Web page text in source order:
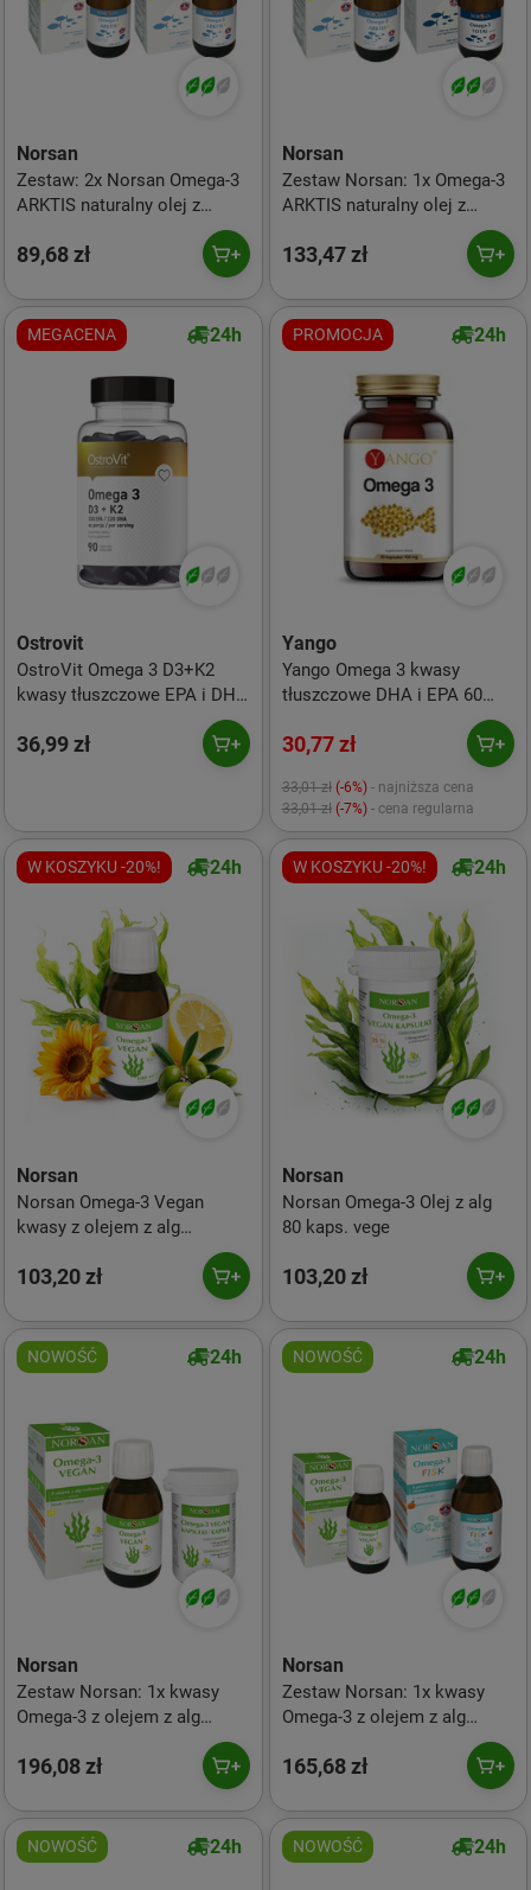
Norsan
Zestaw: 2x Norsan Omega-3
ARKTIS naturalny olej z
dorsza kwasy EPA i DHA 200
ml smak cytrynowy
89,68 zł
Norsan
Zestaw Norsan: 1x Omega-3
ARKTIS naturalny olej z
dorsza kwasy EPA i DHA 200
ml smak cytrynowy i 1x
Omega-3 TOTAL olej rybny
kwasy tłuszczowe 200 ml
smak naturalny
133,47 zł
MEGACENA 24h
Ostrovit
OstroVit Omega 3 D3+K2
kwasy tłuszczowe EPA i DHA
36,99 zł
PROMOCJA 24h
Yango
Yango Omega 3 kwasy
tłuszczowe DHA i EPA 60
30,77 zł
33,01 zł (-6%) - najniższa cena
33,01 zł (-7%) - cena regularna
W KOSZYKU -20%! 24h
Norsan
Norsan Omega-3 Vegan
kwasy z olejem z alg
cytryna
103,20 zł
W KOSZYKU -20%! 24h
Norsan
Norsan Omega-3 Olej z alg
80 kaps. vege
103,20 zł
NOWOŚĆ 24h
Norsan
Zestaw Norsan: 1x kwasy
Omega-3 z olejem z alg
cytryna Vegan i 1x Omega-3
196,08 zł
NOWOŚĆ 24h
Norsan
Zestaw Norsan: 1x kwasy
Omega-3 z olejem z alg
cytryna Vegan i 1x Omega-3
Fisk dla dzieci 150 ml smak
pomarańcza
165,68 zł
NOWOŚĆ 24h NOWOŚĆ 24h